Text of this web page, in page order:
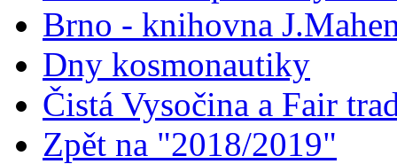
Brno - knihovna
Dny kosmonautiky
Čistá Vysočina a Fair
Zpět na "2018/2019"